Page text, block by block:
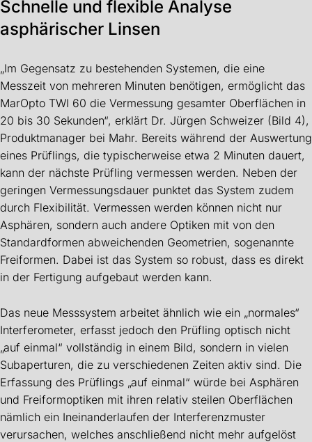
Schnelle und flexible Analyse
asphärischer Linsen
„Im Gegensatz zu bestehenden Systemen, die eine
Messzeit von mehreren Minuten benötigen, ermöglicht das
MarOpto TWI 60 die Vermessung gesamter Oberflächen in
20 bis 30 Sekunden“, erklärt Dr. Jürgen Schweizer (Bild 4),
Produktmanager bei Mahr. Bereits während der Auswertung
eines Prüflings, die typischerweise etwa 2 Minuten dauert,
kann der nächste Prüfling vermessen werden. Neben der
geringen Vermessungsdauer punktet das System zudem
durch Flexibilität. Vermessen werden können nicht nur
Asphären, sondern auch andere Optiken mit von den
Standardformen abweichenden Geometrien, sogenannte
Freiformen. Dabei ist das System so robust, dass es direkt
in der Fertigung aufgebaut werden kann.
Das neue Messsystem arbeitet ähnlich wie ein „normales“
Interferometer, erfasst jedoch den Prüfling optisch nicht
„auf einmal“ vollständig in einem Bild, sondern in vielen
Subaperturen, die zu verschiedenen Zeiten aktiv sind. Die
Erfassung des Prüflings „auf einmal“ würde bei Asphären
und Freiformoptiken mit ihren relativ steilen Oberflächen
nämlich ein Ineinanderlaufen der Interferenzmuster
verursachen, welches anschließend nicht mehr aufgelöst